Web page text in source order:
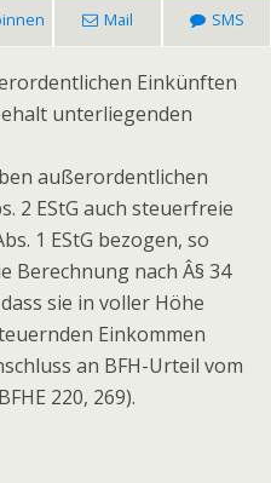
Mail SMS
Einkünften
unterliegenden
außerordentlichen
2 EStG auch steuerfreie
1 EStG bezogen, so
Berechnung nach Â§ 34
sie in voller Höhe
Einkommen
an BFH-Urteil vom
220, 269).